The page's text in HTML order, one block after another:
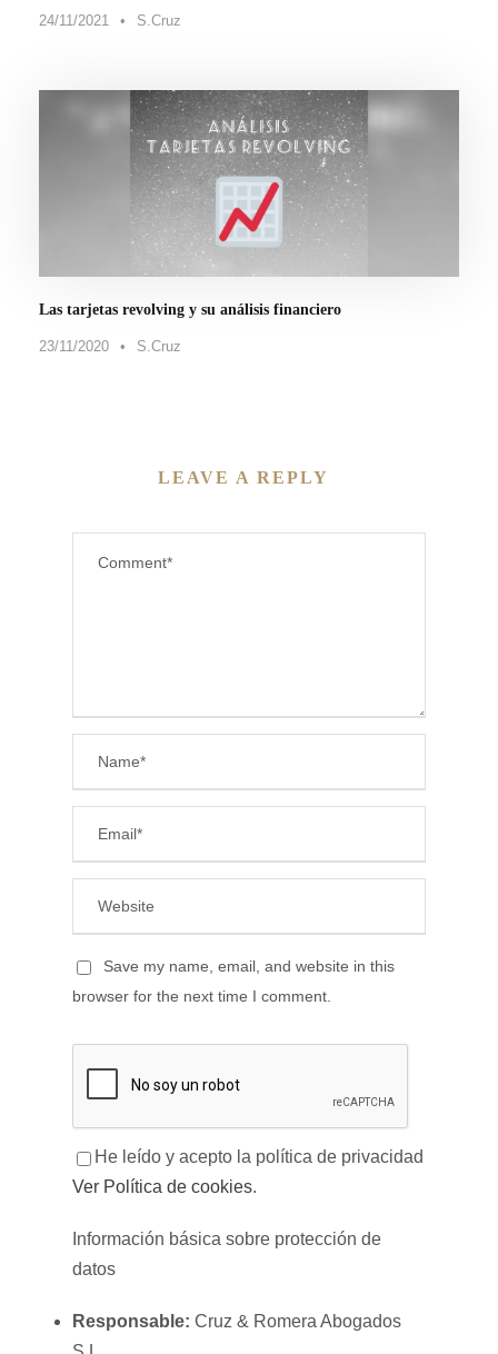
24/11/2021 • S.Cruz
Las tarjetas revolving y su análisis financiero
23/11/2020 • S.Cruz
LEAVE A REPLY
Save my name, email, and website in this
browser for the next time I comment.
He leído y acepto la política de privacidad
Ver Política de cookies.
Información básica sobre protección de
datos
Responsable: Cruz & Romera Abogados